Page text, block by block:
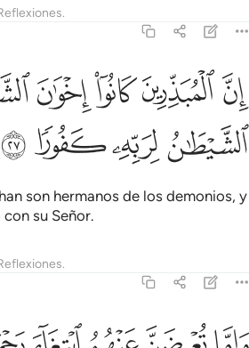
ان المبذرين كانوا اخوان الشياطين وكان
إِنَّ ٱلْمُبَذِّرِينَ كَانُوٓا۟ إِخْوَٰنَ ٱلشَّيَـٰطِينِ
ﳈﳉﳊﳋ
ﳏﳐﳑﳒ
son hermanos de los demonios, y
su Señor.
واما تعرضن عنهم ابتغاء رحمة من ربك